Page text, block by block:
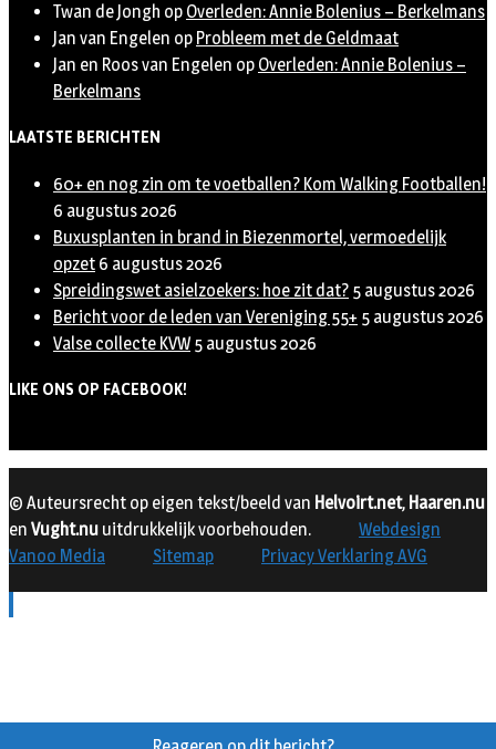
Twan de Jongh op Overleden: Annie Bolenius – Berkelmans
Jan van Engelen op Probleem met de Geldmaat
Jan en Roos van Engelen op Overleden: Annie Bolenius –
Berkelmans
LAATSTE BERICHTEN
60+ en nog zin om te voetballen? Kom Walking Footballen!
6 augustus 2026
Buxusplanten in brand in Biezenmortel, vermoedelijk
opzet 6 augustus 2026
Spreidingswet asielzoekers: hoe zit dat? 5 augustus 2026
Bericht voor de leden van Vereniging 55+ 5 augustus 2026
Valse collecte KVW 5 augustus 2026
LIKE ONS OP FACEBOOK!
© Auteursrecht op eigen tekst/beeld van Helvoirt.net, Haaren.nu
en Vught.nu uitdrukkelijk voorbehouden.
Webdesign
Vanoo Media
Sitemap Privacy Verklaring AVG